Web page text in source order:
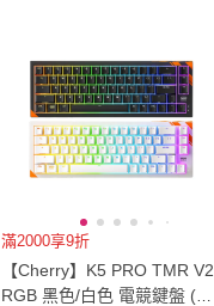
滿2000享9折
【Cherry】K5 PRO TMR V2
RGB 黑色/白色 電競鍵盤 (二